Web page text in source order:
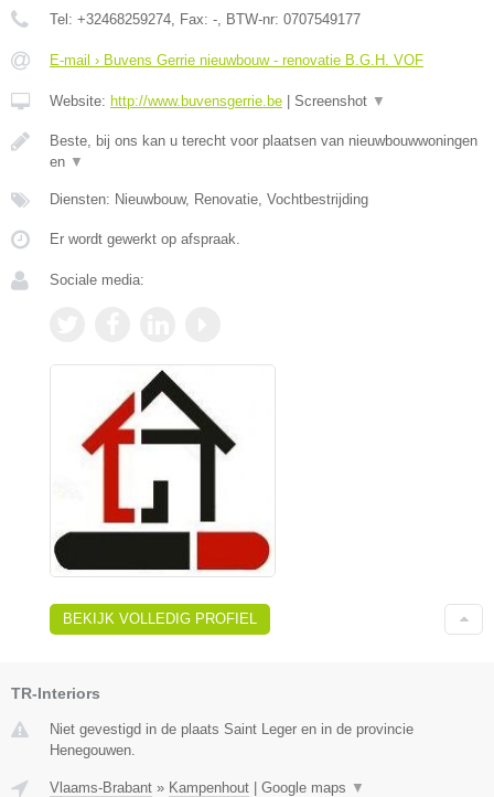
Tel: +32468259274 , Fax: - , BTW-nr: 0707549177
E-mail › Buvens Gerrie nieuwbouw - renovatie B.G.H. VOF
Website: http://www.buvensgerrie.be | Screenshot ▼
Beste, bij ons kan u terecht voor plaatsen van nieuwbouwwoningen
en ▼
Diensten: Nieuwbouw, Renovatie, Vochtbestrijding
Er wordt gewerkt op afspraak.
Sociale media:
BEKIJK VOLLEDIG PROFIEL
TR-Interiors
Niet gevestigd in de plaats Saint Leger en in de provincie
Henegouwen.
Vlaams-Brabant » Kampenhout Google maps ▼